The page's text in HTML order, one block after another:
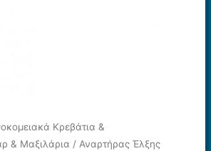
Κρεβάτια &
& Μαξιλάρια / Αναρτήρας Έλξης